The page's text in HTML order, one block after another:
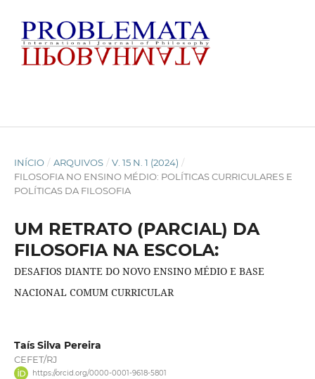
INÍCIO / ARQUIVOS / V. 15 N. 1 (2024) /
FILOSOFIA NO ENSINO MÉDIO: POLÍTICAS CURRICULARES E
POLÍTICAS DA FILOSOFIA
UM RETRATO (PARCIAL) DA
FILOSOFIA NA ESCOLA:
DESAFIOS DIANTE DO NOVO ENSINO MÉDIO E BASE
NACIONAL COMUM CURRICULAR
Taís Silva Pereira
CEFET/RJ
https://orcid.org/0000-0001-9618-5801